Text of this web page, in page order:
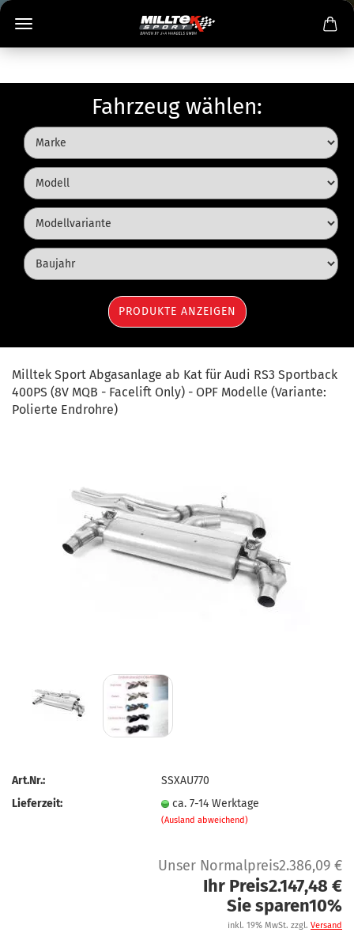
Fahrzeug wählen:
Milltek Sport Abgasanlage ab Kat für Audi RS3 Sportback
400PS (8V MQB - Facelift Only) - OPF Modelle (Variante:
Polierte Endrohre)
Art.Nr.:
SSXAU770
Lieferzeit:
ca. 7-14 Werktage
(Ausland abweichend)
Unser Normalpreis2.386,09 €
Ihr Preis2.147,48 €
Sie sparen10%
inkl. 19% MwSt. zzgl. Versand